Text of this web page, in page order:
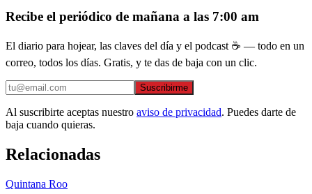
Recibe el periódico de mañana a las 7:00 am
El diario para hojear, las claves del día y el podcast ☕ — todo en un
correo, todos los días. Gratis, y te das de baja con un clic.
Suscribirme
Al suscribirte aceptas nuestro aviso de privacidad. Puedes darte de
baja cuando quieras.
Relacionadas
Quintana Roo